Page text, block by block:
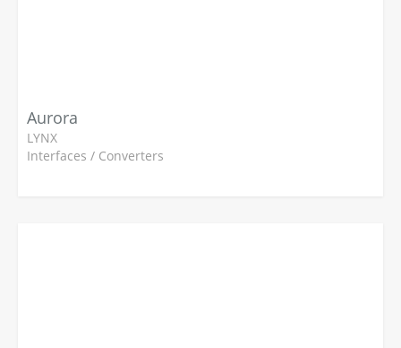
Aurora
LYNX
Interfaces / Converters